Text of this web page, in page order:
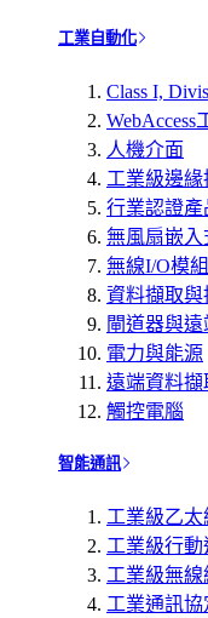
工業自動化
Class I,
人機介面
工業級邊
行業認證產
無風扇嵌入
無線I/O模
資料擷取與
閘道器與
電力與能源
遠端資料擷
觸控電腦
智能通訊
工業級乙
工業級行
工業級無
工業通訊